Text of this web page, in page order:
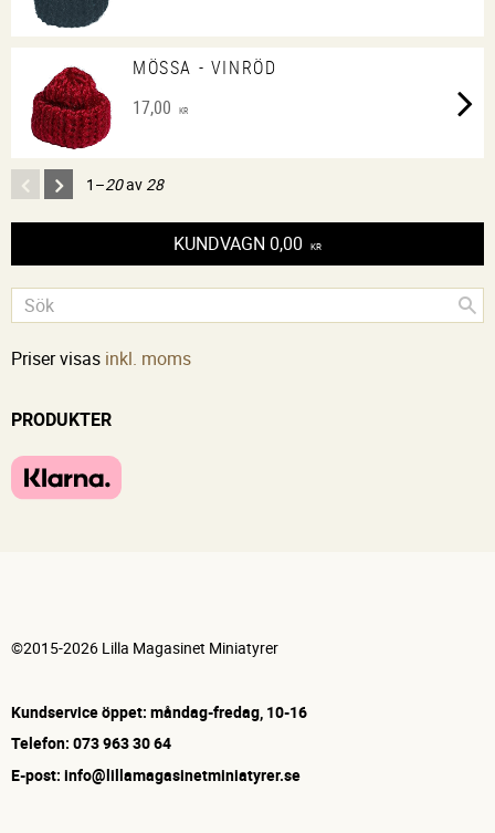
MÖSSA - VINRÖD
17,00
KR
1–20av 28
KUNDVAGN 0,00 KR
Priser visas inkl. moms
PRODUKTER
©2015-2026 Lilla Magasinet Miniatyrer
Kundservice öppet: måndag-fredag, 10-16
Telefon: 073 963 30 64
E-post: info@lillamagasinetminiatyrer.se